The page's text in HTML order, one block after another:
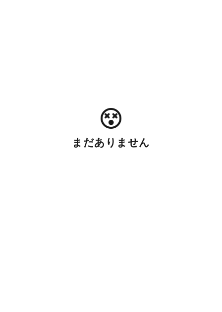
まだありません